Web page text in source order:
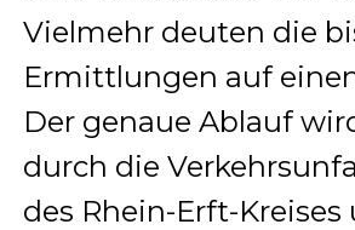
Vielmehr deuten die
Ermittlungen auf
Der genaue Ablauf
durch die
des Rhein-Erft-